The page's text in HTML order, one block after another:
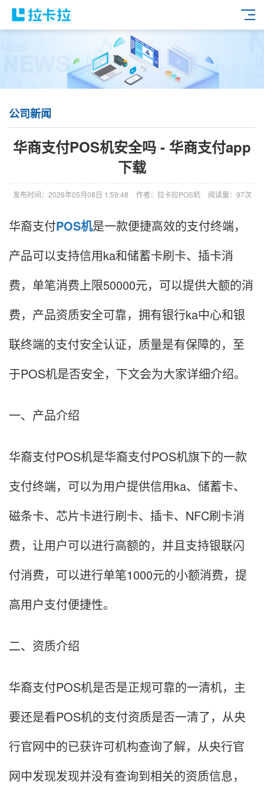
公司新闻
华商支付POS机安全吗 - 华商支付app
下载
发布时间：2026年05月08日 1:59:48 作者：拉卡拉POS机 阅读量：97次
华裔支付POS机是一款便捷高效的支付终端，
产品可以支持信用ka和储蓄卡刷卡、插卡消
费，单笔消费上限50000元，可以提供大额的消
费，产品资质安全可靠，拥有银行ka中心和银
联终端的支付安全认证，质量是有保障的，至
于POS机是否安全，下文会为大家详细介绍。
一、产品介绍
华裔支付POS机是华裔支付POS机旗下的一款
支付终端，可以为用户提供信用ka、储蓄卡、
磁条卡、芯片卡进行刷卡、插卡、NFC刷卡消
费，让用户可以进行高额的，并且支持银联闪
付消费，可以进行单笔1000元的小额消费，提
高用户支付便捷性。
二、资质介绍
华裔支付POS机是否是正规可靠的一清机，主
要还是看POS机的支付资质是否一清了，从央
行官网中的已获许可机构查询了解，从央行官
网中发现发现并没有查询到相关的资质信息，